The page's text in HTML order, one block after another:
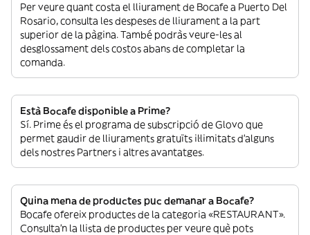
Per veure quant costa el lliurament de Bocafe a Puerto Del
Rosario, consulta les despeses de lliurament a la part
superior de la pàgina. També podràs veure-les al
desglossament dels costos abans de completar la
comanda.
Està Bocafe disponible a Prime?
Sí. Prime és el programa de subscripció de Glovo que
permet gaudir de lliuraments gratuïts il·limitats d’alguns
dels nostres Partners i altres avantatges.
Quina mena de productes puc demanar a Bocafe?
Bocafe ofereix productes de la categoria «RESTAURANT».
Consulta’n la llista de productes per veure què pots